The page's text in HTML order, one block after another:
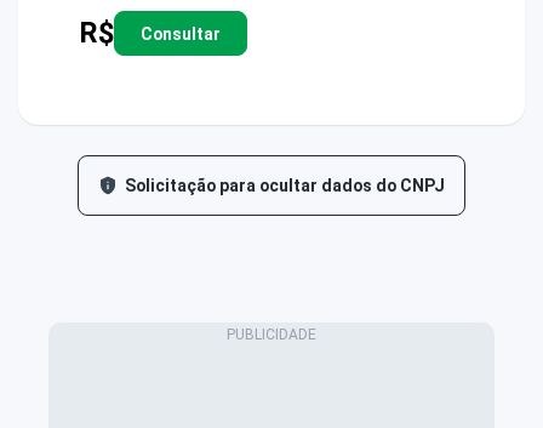
R$ Consultar
Solicitação para ocultar dados do CNPJ